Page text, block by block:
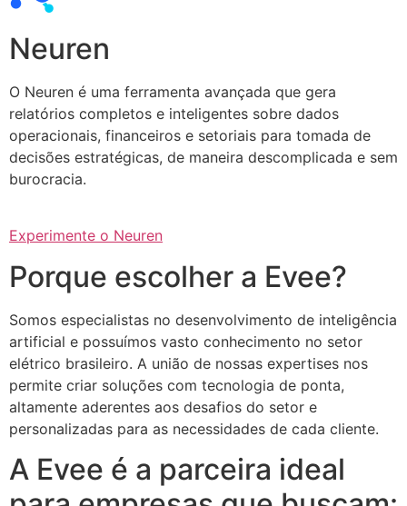
Neuren
O Neuren é uma ferramenta avançada que gera
relatórios completos e inteligentes sobre dados
operacionais, financeiros e setoriais para tomada de
decisões estratégicas, de maneira descomplicada e sem
burocracia.
Experimente o Neuren
Porque escolher a Evee?
Somos especialistas no desenvolvimento de inteligência
artificial e possuímos vasto conhecimento no setor
elétrico brasileiro. A união de nossas expertises nos
permite criar soluções com tecnologia de ponta,
altamente aderentes aos desafios do setor e
personalizadas para as necessidades de cada cliente.
A Evee é a parceira ideal